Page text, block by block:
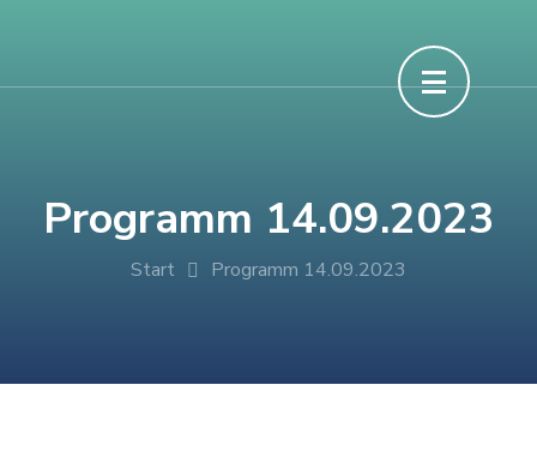
Programm 14.09.2023
Start Programm 14.09.2023